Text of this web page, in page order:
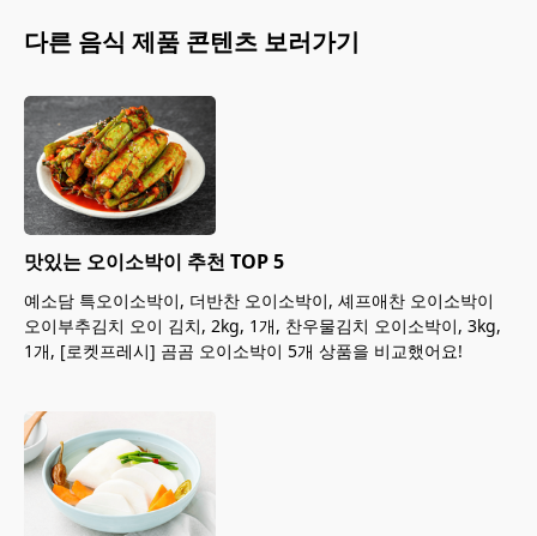
다른 음식 제품 콘텐츠 보러가기
맛있는 오이소박이 추천 TOP 5
예소담 특오이소박이, 더반찬 오이소박이, 셰프애찬 오이소박이
오이부추김치 오이 김치, 2kg, 1개, 찬우물김치 오이소박이, 3kg,
1개, [로켓프레시] 곰곰 오이소박이 5개 상품을 비교했어요!